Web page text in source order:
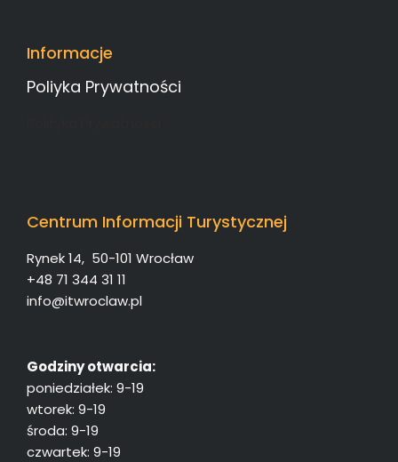
Informacje
Poliyka Prywatności
Centrum Informacji Turystycznej
Rynek 14, 50-101 Wrocław
+48 71 344 31 11
info@itwroclaw.pl
Godziny otwarcia:
poniedziałek: 9-19
wtorek: 9-19
środa: 9-19
czwartek: 9-19